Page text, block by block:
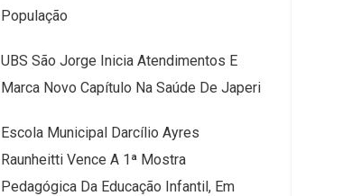
População
UBS São Jorge Inicia Atendimentos E
Marca Novo Capítulo Na Saúde De Japeri
Escola Municipal Darcílio Ayres
Raunheitti Vence A 1ª Mostra
Pedagógica Da Educação Infantil, Em